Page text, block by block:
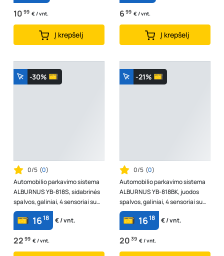
10 99 € / vnt.
Į krepšelį
6 99 € / vnt.
Į krepšelį
-30%
0/5 (0)
Automobilio parkavimo sistema
ALBURNUS YB-818S, sidabrinės
spalvos, galiniai, 4 sensoriai su
LED displėjumi, 22 cm
1618 € / vnt.
22 99 € / vnt.
-21%
0/5 (0)
Automobilio parkavimo sistema
ALBURNUS YB-818BK, juodos
spalvos, galiniai, 4 sensoriai su
LED displėjumi, 22 cm
1618 € / vnt.
20 39 € / vnt.